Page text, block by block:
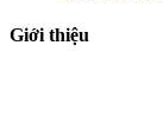
Giới thiệu